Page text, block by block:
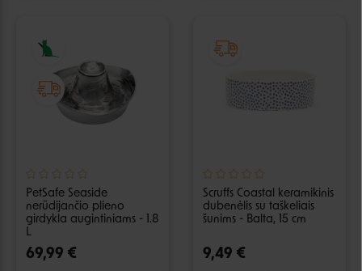
PetSafe Seaside
nerūdijančio plieno
girdykla augintiniams - 1.8
L
69,99 €
Scruffs Coastal keramikinis
dubenėlis su taškeliais
šunims - Balta, 15 cm
9,49 €